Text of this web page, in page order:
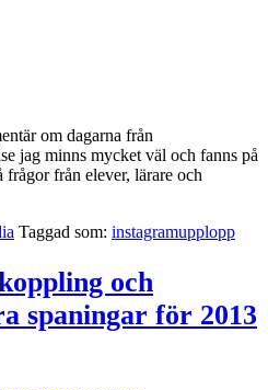
om dagarna från
jag minns mycket väl och fanns på
från elever, lärare och
Taggad som: instagramupplopp
och
spaningar för 2013